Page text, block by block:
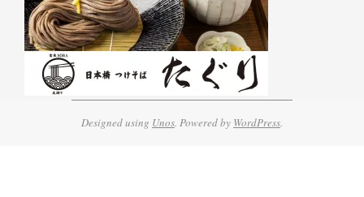
Designed using Unos. Powered by WordPress.